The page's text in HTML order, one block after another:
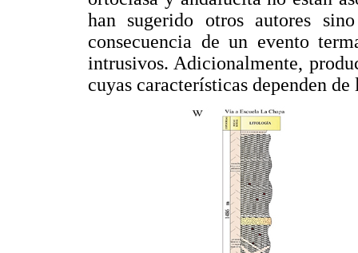
han sugerido otros autores
consecuencia de un evento
intrusivos. Adicionalmente,
cuyas características dependen